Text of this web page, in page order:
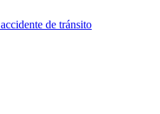
accidente de tránsito